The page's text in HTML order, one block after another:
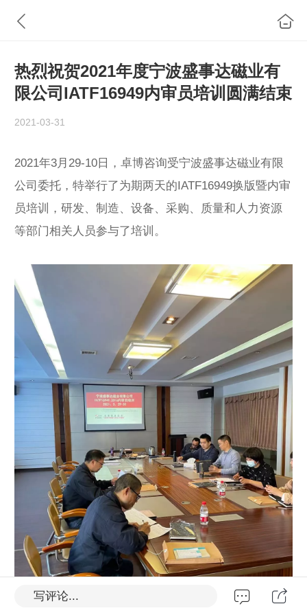
热烈祝贺2021年度宁波盛事达磁业有
限公司IATF16949内审员培训圆满结束
2021-03-31
2021年3月29-10日，卓博咨询受宁波盛事达磁业有限
公司委托，特举行了为期两天的IATF16949换版暨内审
员培训，研发、制造、设备、采购、质量和人力资源
等部门相关人员参与了培训。
写评论...